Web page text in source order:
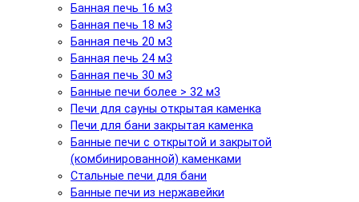
Банная печь 16 м3
Банная печь 18 м3
Банная печь 20 м3
Банная печь 24 м3
Банная печь 30 м3
Банные печи более > 32 м3
Печи для сауны открытая каменка
Печи для бани закрытая каменка
Банные печи с открытой и закрытой
(комбинированной) каменками
Стальные печи для бани
Банные печи из нержавейки